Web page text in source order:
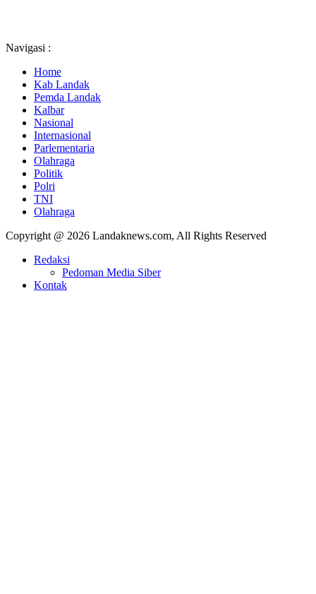
Navigasi :
Home
Kab Landak
Pemda Landak
Kalbar
Nasional
Internasional
Parlementaria
Olahraga
Politik
Polri
TNI
Olahraga
Copyright @ 2026 Landaknews.com, All Rights Reserved
Redaksi
Pedoman Media Siber
Kontak